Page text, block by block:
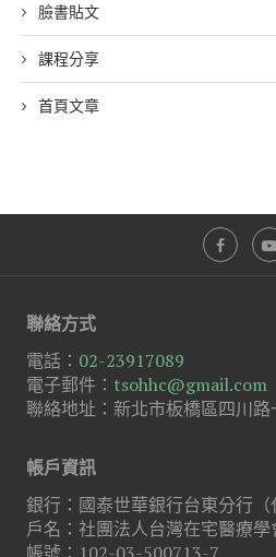
臉書貼文
課程分享
首頁文章
聯絡方式
電話： 02-23917089
電子郵件： tsohhc@gmail.com
聯絡地址：新北市板橋區四川
帳戶資訊
銀行：國泰世華銀行台東分行（
戶名：社團法人台灣在宅醫療學